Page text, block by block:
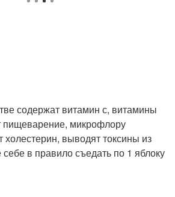
содержат витамин с, витамины
пищеварение, микрофлору
выводят токсины из
в правило съедать по 1 яблоку